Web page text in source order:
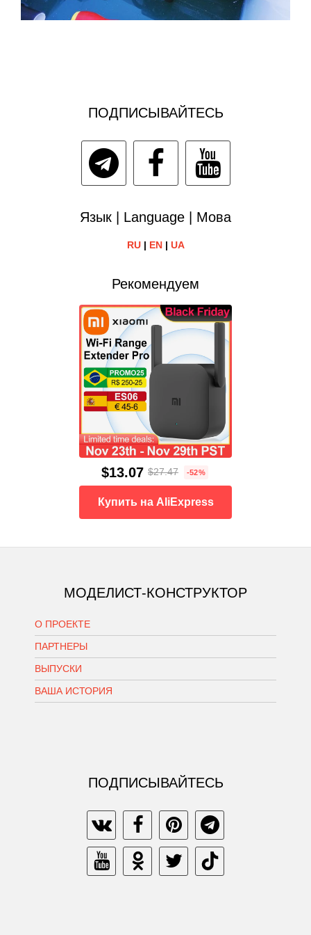
ПОДПИСЫВАЙТЕСЬ
Язык | Language | Мова
RU| EN| UA
Рекомендуем
$13.07 $27.47 -52%
Купить на AliExpress
МОДЕЛИСТ-КОНСТРУКТОР
О ПРОЕКТЕ
ПАРТНЕРЫ
ВЫПУСКИ
ВАША ИСТОРИЯ
ПОДПИСЫВАЙТЕСЬ